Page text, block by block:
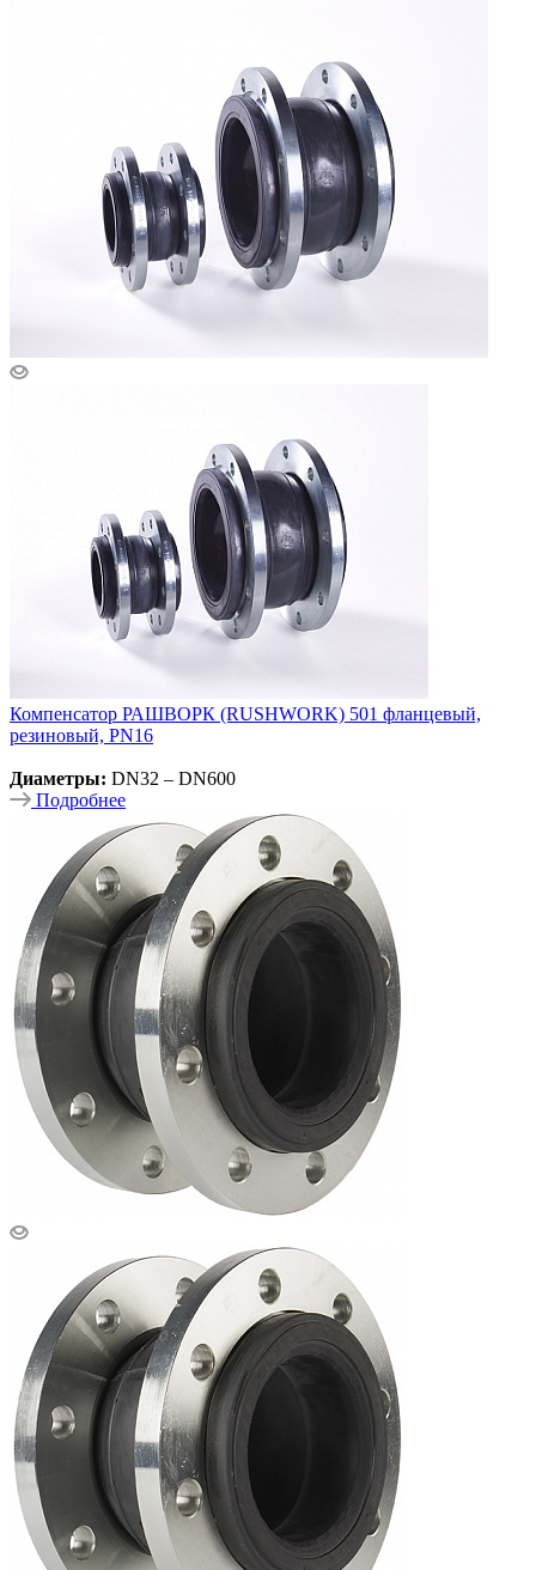
Компенсатор РАШВОРК (RUSHWORK) 501 фланцевый,
резиновый, PN16
Диаметры: DN32 – DN600
Подробнее